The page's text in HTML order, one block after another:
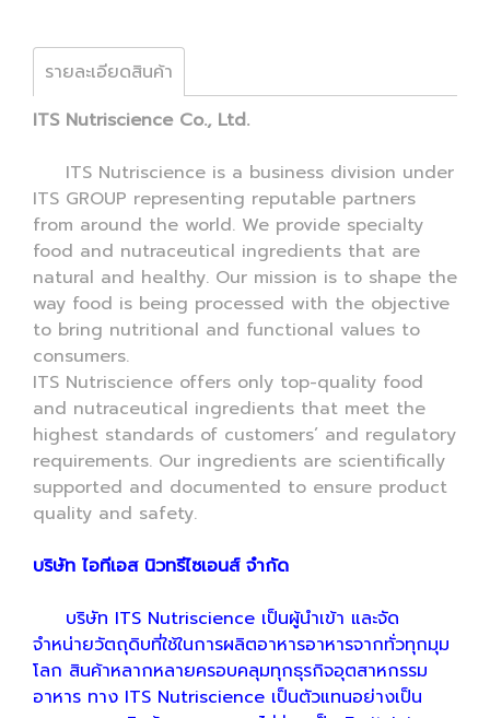
รายละเอียดสินค้า
ITS Nutriscience Co., Ltd.
ITS Nutriscience is a business division under
ITS GROUP representing reputable partners
from around the world. We provide specialty
food and nutraceutical ingredients that are
natural and healthy. Our mission is to shape the
way food is being processed with the objective
to bring nutritional and functional values to
consumers.
ITS Nutriscience offers only top-quality food
and nutraceutical ingredients that meet the
highest standards of customers’ and regulatory
requirements. Our ingredients are scientifically
supported and documented to ensure product
quality and safety.
บริษัท ไอทีเอส นิวทรีไซเอนส์ จำกัด
บริษัท ITS Nutriscience เป็นผู้นำเข้า และจัด
จำหน่ายวัตถุดิบที่ใช้ในการผลิตอาหารอาหารจากทั่วทุกมุม
โลก สินค้าหลากหลายครอบคลุมทุกธุรกิจอุตสาหกรรม
อาหาร ทาง ITS Nutriscience เป็นตัวแทนอย่างเป็น